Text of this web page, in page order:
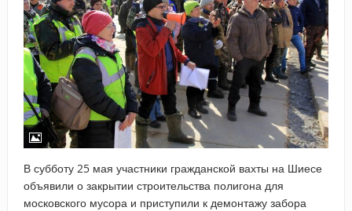
В субботу 25 мая участники гражданской вахты на Шиесе
объявили о закрытии строительства полигона для
московского мусора и приступили к демонтажу забора